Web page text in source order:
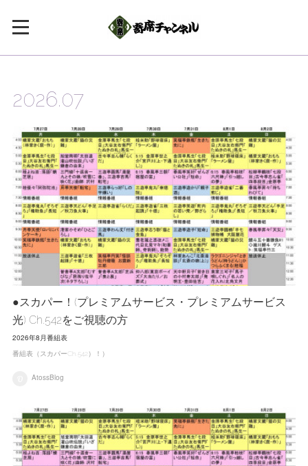
2026.07
●スカパー！(プレミアムサービス・プレミアムサービス
光) Ch.542をご視聴の方
2026年8月番組表
番組表（スカパーCh.542）！）
AtossBlog